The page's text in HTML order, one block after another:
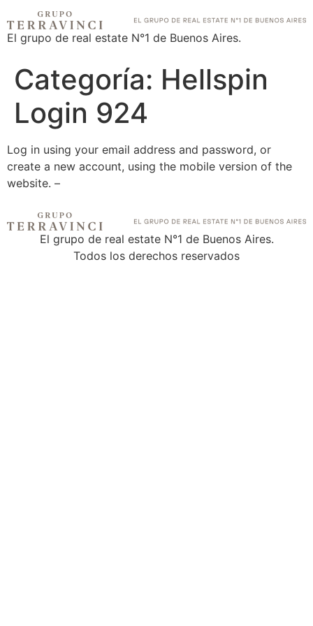
El grupo de real estate N°1 de Buenos Aires.
Categoría: Hellspin
Login 924
Log in using your email address and password, or
create a new account, using the mobile version of the
website. –
El grupo de real estate N°1 de Buenos Aires.
Todos los derechos reservados